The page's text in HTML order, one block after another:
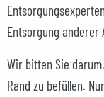
Entsorgung anderer
Wir bitten Sie
Rand zu befüllen.